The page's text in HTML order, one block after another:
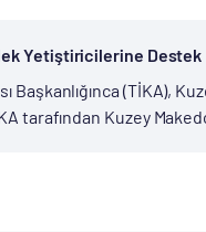
Yetiştiricilerine Destek
Başkanlığınca (TİKA),
tarafından Kuzey